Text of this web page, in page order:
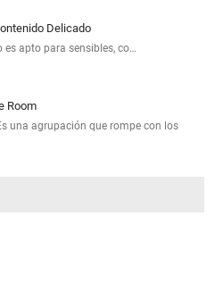
Delicado
es apto para sensibles, co…
Room
Es una agrupación que rompe con los